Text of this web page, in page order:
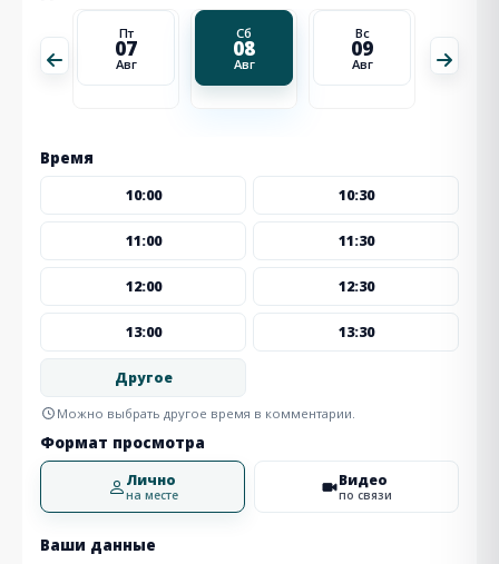
Пт
07
Авг
Сб
08
Авг
Вс
09
Авг
Время
10:00 10:30
11:00 11:30
12:00 12:30
13:00 13:30
Другое
Можно выбрать другое время в комментарии.
Формат просмотра
Лично
на месте
Видео
по связи
Ваши данные